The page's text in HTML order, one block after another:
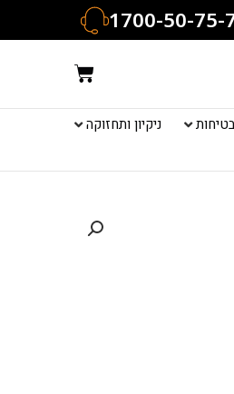
1700-50-75-
עגלת
קניות
ניקיון ותחזוקה